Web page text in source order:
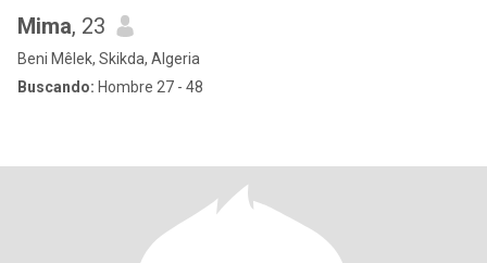
Mima, 23
Beni Mêlek, Skikda, Algeria
Buscando: Hombre 27 - 48